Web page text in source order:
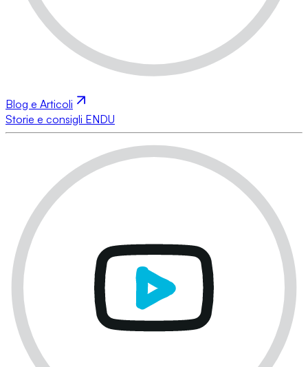
Blog e Articoli
Storie e consigli ENDU